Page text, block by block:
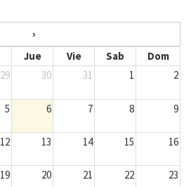
›
Jue Vie Sab
Dom
29 30 31 1 2
5 6 7 8 9
12 13 14 15 16
19 20 21 22 23